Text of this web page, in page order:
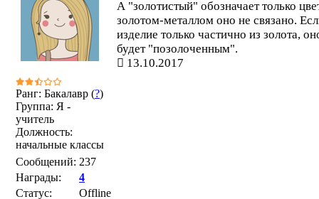
Ранг: Бакалавр (?)
Группа: Я -
учитель
Должность:
начальные классы
Сообщений: 237
Награды:
4
Статус:
Offline
А "золотистый" обозначает только
золотом-металлом оно не связано.
изделие только частично из золота,
будет "позолоченным".
13.10.2017